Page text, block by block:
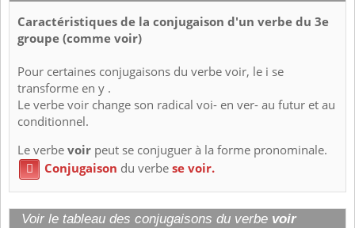
Caractéristiques de la conjugaison d'un verbe du 3e
groupe (comme voir)
Pour certaines conjugaisons du verbe voir, le i se
transforme en y .
Le verbe voir change son radical voi- en ver- au futur et au
conditionnel.
Le verbevoir peut se conjuguer à la forme pronominale.
 Conjugaison du verbese voir.
Voir le tableau des conjugaisons du verbe voir